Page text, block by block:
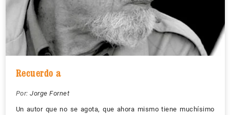
Recuerdo a
Por: Jorge Fornet
Un autor que no se agota, que ahora mismo tiene muchísimo